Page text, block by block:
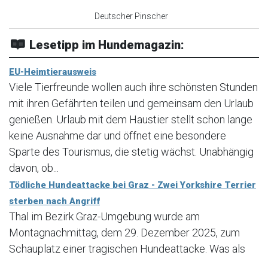
Deutscher Pinscher
Lesetipp im Hundemagazin:
EU-Heimtierausweis
Viele Tierfreunde wollen auch ihre schönsten Stunden
mit ihren Gefährten teilen und gemeinsam den Urlaub
genießen. Urlaub mit dem Haustier stellt schon lange
keine Ausnahme dar und öffnet eine besondere
Sparte des Tourismus, die stetig wächst. Unabhängig
davon, ob...
Tödliche Hundeattacke bei Graz - Zwei Yorkshire Terrier
sterben nach Angriff
Thal im Bezirk Graz-Umgebung wurde am
Montagnachmittag, dem 29. Dezember 2025, zum
Schauplatz einer tragischen Hundeattacke. Was als